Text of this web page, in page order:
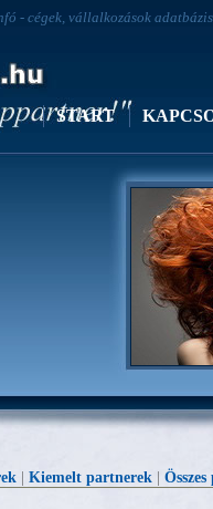
- cégek, vállalkozások
START
| Kiemelt partnerek |